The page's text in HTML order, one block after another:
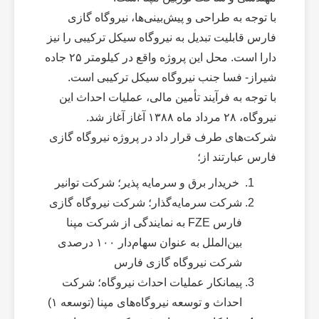
با توجه به طراحی و پیش‌بینی‌ها، نیروگاه گازی
فارس قابلیت تبدیل به نیروگاه سیکل ترکیبی را نیز
دارا است. محل این پروژه واقع در کیلومتر ۲۵ جاده
شیراز- فسا جنب نیروگاه سیکل ترکیبی است.
با توجه به فرآیند تأمین مالی، عملیات احداث این
نیروگاه، ۲۸ مرداد ماه ۱۳۸۸ آغاز آغاز شد.
شرکت‌های طرف قرار داد در پروژه نیروگاه گازی
فارس عبارتند از؛
خریدار برق و سرمایه پذیر؛ شرکت توانیر
شرکت سرمایه‌گذار؛ شرکت نیروگاه گازی
فارس FZE به نمایندگی از شرکت مپنا
بین‌الملل به عنوان سهام‌دار ۱۰۰ درصدی
شرکت نیروگاه گازی فارس
پیمانکار عملیات احداث نیروگاه؛ شرکت
احداث و توسعه نیروگاه‌های مپنا (توسعه ۱)